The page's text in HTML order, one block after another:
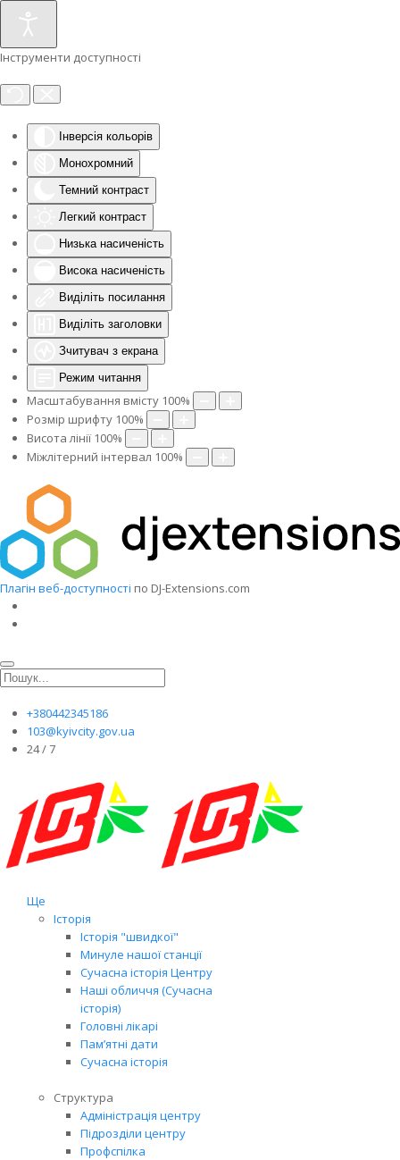
Інструменти доступності
Інверсія кольорів
Монохромний
Темний контраст
Легкий контраст
Низька насиченість
Висока насиченість
Виділіть посилання
Виділіть заголовки
Зчитувач з екрана
Режим читання
Масштабування вмісту 100%
Розмір шрифту 100%
Висота лінії 100%
Міжлітерний інтервал 100%
Плагін веб-доступності по DJ-Extensions.com
+380442345186
103@kyivcity.gov.ua
24 / 7
Ще
Історія
Історія "швидкої"
Минуле нашої станції
Сучасна історія Центру
Наші обличчя (Сучасна
історія)
Головні лікарі
Пам’ятні дати
Сучасна історія
Структура
Адміністрація центру
Підрозділи центру
Профспілка